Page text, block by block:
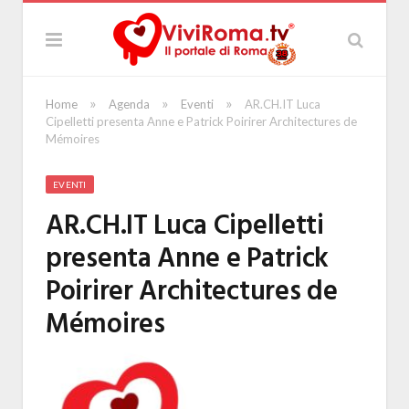
Home » Agenda » Eventi »
AR.CH.IT Luca
Cipelletti presenta Anne e Patrick Poirirer Architectures de
Mémoires
EVENTI
AR.CH.IT Luca Cipelletti
presenta Anne e Patrick
Poirirer Architectures de
Mémoires